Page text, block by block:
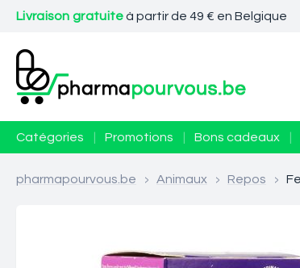
Livraison gratuiteà partir de 49 € en Belgique
Catégories Promotions Bons cadeaux
pharmapourvous.be > Animaux > Repos >